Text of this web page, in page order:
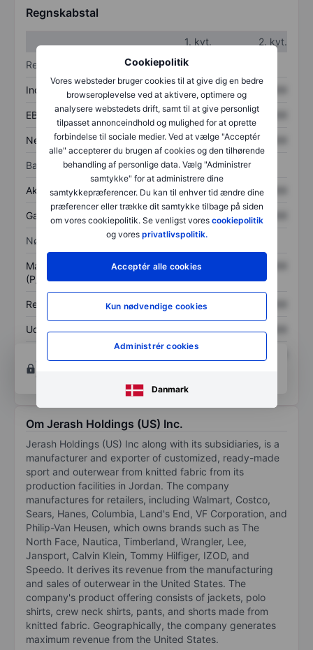
Cookiepolitik
Vores websteder bruger cookies til at give dig en bedre
browseroplevelse ved at aktivere, optimere og
analysere webstedets drift, samt til at give personligt
tilpasset annonceindhold og mulighed for at oprette
forbindelse til sociale medier. Ved at vælge "Acceptér
alle" accepterer du brugen af cookies og den tilhørende
behandling af personlige data. Vælg "Administrer
samtykke" for at administrere dine
samtykkepræferencer. Du kan til enhver tid ændre dine
præferencer eller trække dit samtykke tilbage på siden
om vores cookiepolitik. Se venligst vores cookiepolitik
og vores privatlivspolitik.
Acceptér alle cookies
Kun nødvendige cookies
Administrér cookies
Danmark
Regnskabstal
1. kvt.
2. kvt.
Resultatopgørelse
Indtægter XXXXXXX
EBITDA XXXXXXX XXXXXXX
Nettoresultat XXXXXXX XXXXXXX
Balance
Aktiver i alt XXXXXXX XXXXXXX
Gæld XXXXXXX XXXXXXX
Nøgletal
Markedsværdi/omsætning
(P/S)
XXXXXXX
Resultat pr. aktie (EPS) XXXXXXX
Udbytte pr. aktie XXXXXXX XXXXXXX
Opret kontofor at få adgang til flere diagrammer
og analyse værktøjer.
Om Jerash Holdings (US) Inc.
Jerash Holdings (US) Inc along with its subsidiaries, is a
manufacturer and exporter of customized, ready-made
sport and outerwear from knitted fabric from its
production facilities in Jordan. The company
manufactures for retailers, including Walmart, Costco,
Sears, Hanes, Columbia, Land's End, VF Corporation, and
Philip-Van Heusen, which owns brands such as The
North Face, Nautica, Timberland, Wrangler, Lee,
Jansport, Calvin Klein, Tommy Hilfiger, IZOD, and
Speedo. It derives its revenue from the manufacturing
and sales of outerwear in the United States. The
company's product offering consists of jackets, polo
shirts, crew neck shirts, pants, and shorts made from
knitted fabric. Geographically, the company generates
maximum revenue from the United States.